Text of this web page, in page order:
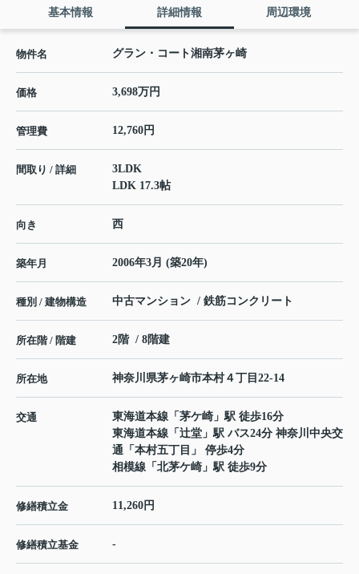
基本情報 詳細情報 周辺環境
物件名 グラン・コート湘南茅ヶ崎
価格 3,698万円
管理費 12,760円
間取り / 詳細
3LDK
LDK 17.3帖
向き 西
築年月 2006年3月 (築20年)
種別 / 建物構造 中古マンション / 鉄筋コンクリート
所在階 / 階建 2階 / 8階建
所在地 神奈川県茅ヶ崎市本村４丁目22-14
交通 東海道本線 「 茅ケ崎 」駅 徒歩16分
東海道本線 「 辻堂 」駅 バス24分 神奈川中央交
通「本村五丁目」 停歩4分
相模線 「 北茅ケ崎 」駅 徒歩9分
修繕積立金 11,260円
修繕積立基金 -